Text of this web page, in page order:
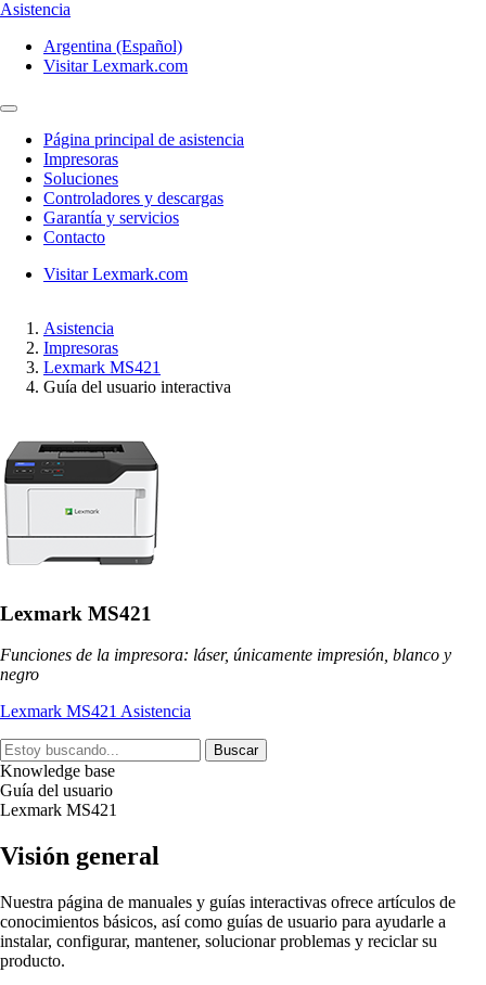
Asistencia
Argentina (Español)
Visitar Lexmark.com
Página principal de asistencia
Impresoras
Soluciones
Controladores y descargas
Garantía y servicios
Contacto
Visitar Lexmark.com
Asistencia
Impresoras
Lexmark MS421
Guía del usuario interactiva
Lexmark MS421
Funciones de la impresora: láser, únicamente impresión, blanco y
negro
Lexmark MS421 Asistencia
Buscar
Knowledge base
Guía del usuario
Lexmark MS421
Visión general
Nuestra página de manuales y guías interactivas ofrece artículos de
conocimientos básicos, así como guías de usuario para ayudarle a
instalar, configurar, mantener, solucionar problemas y reciclar su
producto.